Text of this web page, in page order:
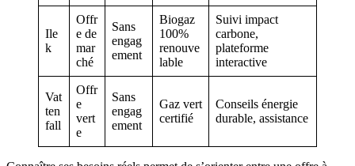
Ile
k
Offr
e de
mar
ché
Sans
engag
ement
Biogaz
100%
renouve
lable
Suivi impact
carbone,
plateforme
interactive
Vat
ten
fall
Offr
e
vert
e
Sans
engag
ement
Gaz vert
certifié
Conseils énergie
durable, assistance